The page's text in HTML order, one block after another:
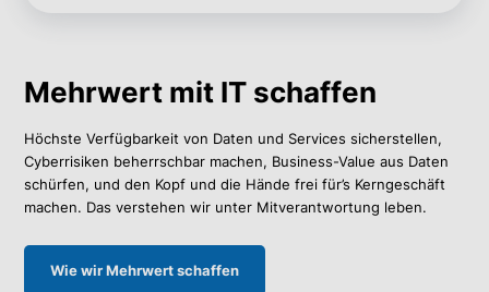
Mehrwert mit IT schaffen
Höchste Verfügbarkeit von Daten und Services sicherstellen,
Cyberrisiken beherrschbar machen, Business-Value aus Daten
schürfen, und den Kopf und die Hände frei für’s Kerngeschäft
machen. Das verstehen wir unter Mitverantwortung leben.
Wie wir Mehrwert schaffen